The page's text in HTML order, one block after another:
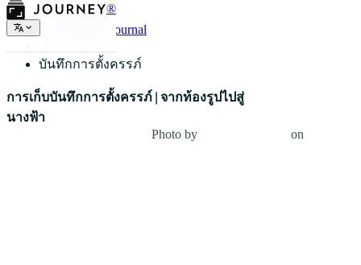
®
ประเภทของ Journal
บันทึกการตั้งครรภ์
การเก็บบันทึกการตั้งครรภ์ | จากท้องรูปไปสู่
นางฟ้า
Photo by on